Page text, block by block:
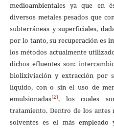
medioambientales ya que en
diversos metales pesados que
subterráneas y superficiales,
por lo tanto, su recuperación es
los métodos actualmente
dichos efluentes son:
biolixiviación y extracción por
líquido, con o sin el uso de
emulsionadas[2], los cuales
tratamiento. Dentro de los antes
solventes es el más